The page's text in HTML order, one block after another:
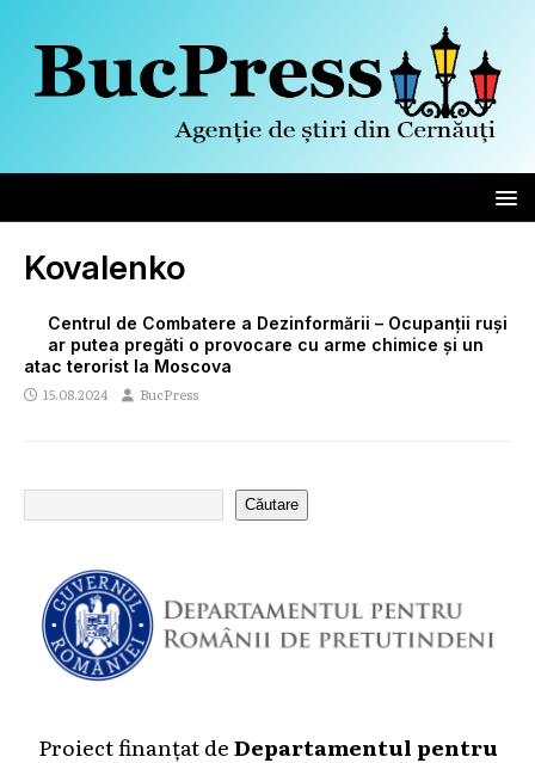
Kovalenko
Centrul de Combatere a Dezinformării – Ocupanții ruși
ar putea pregăti o provocare cu arme chimice și un
atac terorist la Moscova
15.08.2024 BucPress
Căutare
Proiect finanțat deDepartamentul pentru